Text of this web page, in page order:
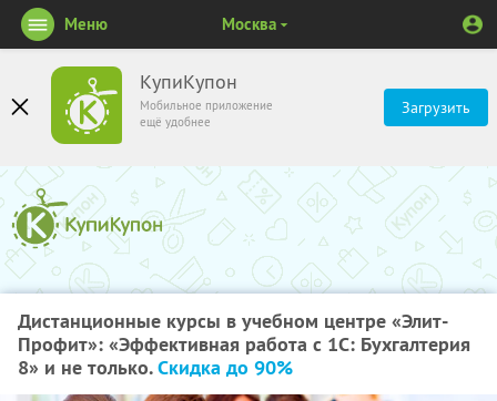
КупиКупон
Мобильное приложение
ещё удобнее
Загрузить
Меню Москва
Дистанционные курсы в учебном центре «Элит-
Профит»: «Эффективная работа с 1C: Бухгалтерия
8» и не только.Скидка до 90%